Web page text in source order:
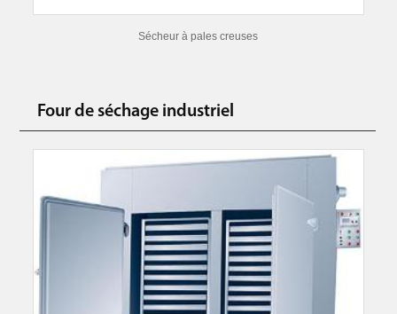
Sécheur à pales creuses
Four de séchage industriel